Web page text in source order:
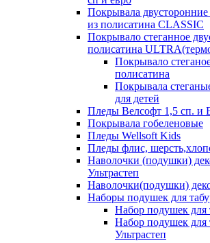
Покрывала двусторонние
из полисатина CLASSIC
Покрывало стеганное
полисатина
Покрывало
полисатина
Покрывала
для детей
Пледы Велсофт 1,5 сп. и
Покрывала гобеленовые
Пледы Wellsoft Kids
Пледы флис,
Наволочки (подушки)
Ультрастеп
Наволочки(подушки)
Наборы подушек для
Набор подушек для
Набор подушек для
Ультрастеп